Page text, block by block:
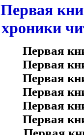
Первая
хроники
Первая
Первая
Первая
Первая
Первая
Первая